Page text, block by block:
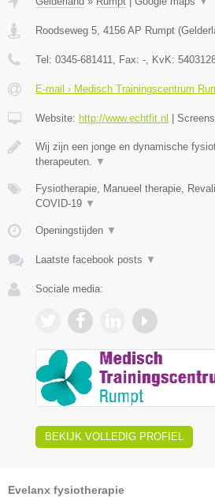
Roodseweg 5, 4156 AP Rumpt (
Tel: 0345-681411, Fax: -, KvK:
E-mail › Medisch Trainingscentrum
Website: http://www.echtfit.nl
Wij zijn een jonge en dynamische
therapeuten. ▼
Fysiotherapie, Manueel therapie,
COVID-19 ▼
Openingstijden ▼
Laatste facebook posts ▼
Sociale media:
BEKIJK VOLLEDIG PROFIEL
Evelanx fysiotherapie